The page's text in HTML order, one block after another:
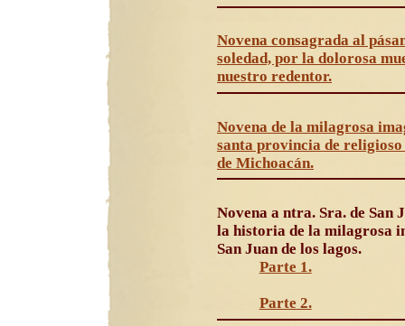
Novena consagrada al
soledad, por la dolorosa
nuestro redentor.
Novena de la milagrosa
santa provincia de religioso
de Michoacán.
Novena a ntra. Sra. de San
la historia de la milagrosa
San Juan de los lagos.
Parte 1.
Parte 2.